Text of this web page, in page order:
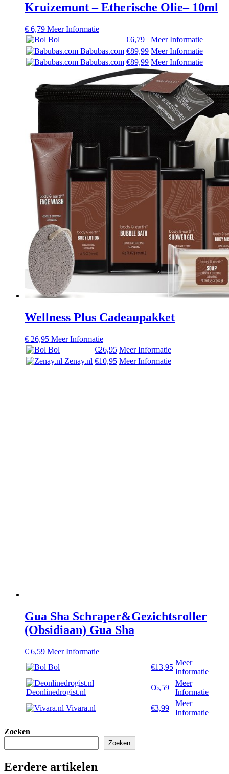
Kruizemunt – Etherische Olie– 10ml
€ 6,79 Meer Informatie
Bol
€6,79
Meer Informatie
Babubas.com €89,99 Meer Informatie
Babubas.com €89,99 Meer Informatie
Wellness Plus Cadeaupakket
€ 26,95 Meer Informatie
Bol
€26,95 Meer Informatie
Zenay.nl €10,95 Meer Informatie
Gua Sha Schraper&Gezichtsroller
(Obsidiaan) Gua Sha
€ 6,59 Meer Informatie
Bol
€13,95
Meer
Informatie
Deonlinedrogist.nl
€6,59
Meer
Informatie
Vivara.nl
€3,99
Meer
Informatie
Zoeken
Zoeken
Eerdere artikelen